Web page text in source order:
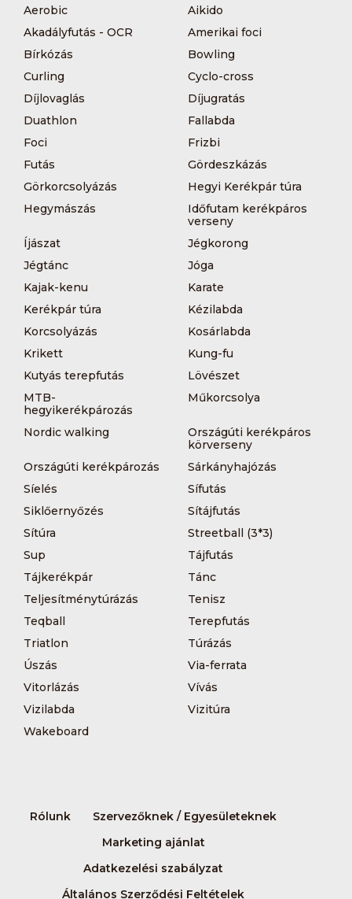
Aerobic
Aikido
Akadályfutás - OCR
Amerikai foci
Bírkózás
Bowling
Curling
Cyclo-cross
Díjlovaglás
Díjugratás
Duathlon
Fallabda
Foci
Frizbi
Futás
Gördeszkázás
Görkorcsolyázás
Hegyi Kerékpár túra
Hegymászás
Időfutam kerékpáros
verseny
Íjászat
Jégkorong
Jégtánc
Jóga
Kajak-kenu
Karate
Kerékpár túra
Kézilabda
Korcsolyázás
Kosárlabda
Krikett
Kung-fu
Kutyás terepfutás
Lövészet
MTB-
hegyikerékpározás
Műkorcsolya
Nordic walking
Országúti kerékpáros
körverseny
Országúti kerékpározás
Sárkányhajózás
Síelés
Sífutás
Siklőernyőzés
Sítájfutás
Sítúra
Streetball (3*3)
Sup
Tájfutás
Tájkerékpár
Tánc
Teljesítménytúrázás
Tenisz
Teqball
Terepfutás
Triatlon
Túrázás
Úszás
Via-ferrata
Vitorlázás
Vívás
Vizilabda
Vizitúra
Wakeboard
Rólunk
Szervezőknek / Egyesületeknek
Marketing ajánlat
Adatkezelési szabályzat
Általános Szerződési Feltételek